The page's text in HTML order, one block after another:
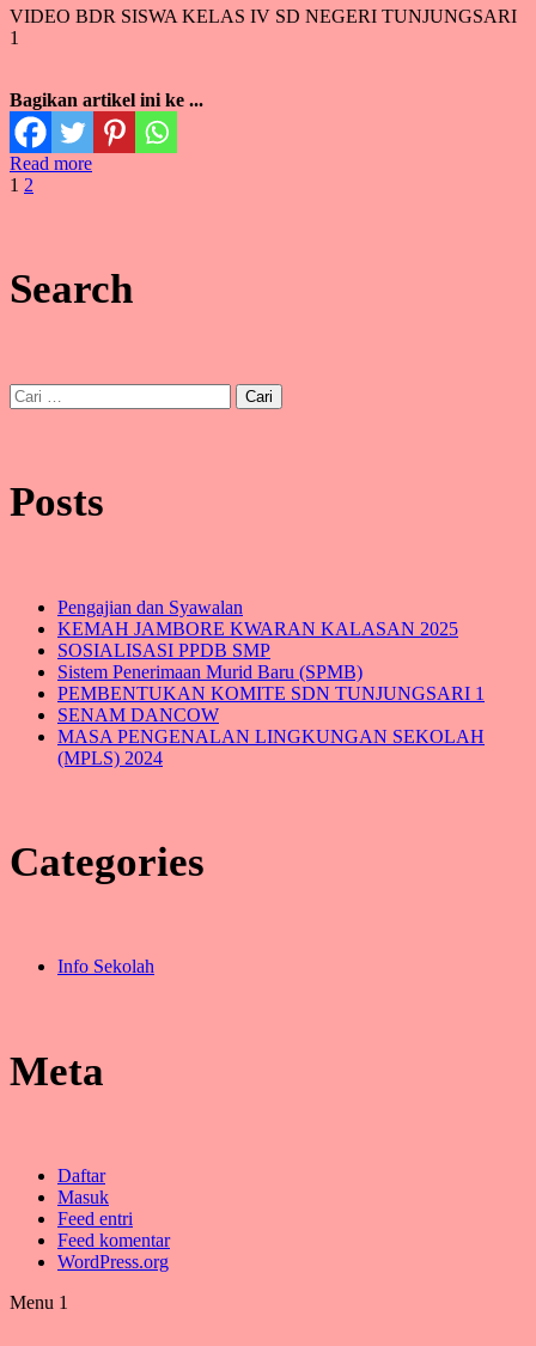
VIDEO BDR SISWA KELAS IV SD NEGERI TUNJUNGSARI
1
Bagikan artikel ini ke ...
Read more
Paginasi
1 2
Search
Cari
untuk:
Posts
Pengajian dan Syawalan
KEMAH JAMBORE KWARAN KALASAN 2025
SOSIALISASI PPDB SMP
Sistem Penerimaan Murid Baru (SPMB)
PEMBENTUKAN KOMITE SDN TUNJUNGSARI 1
SENAM DANCOW
MASA PENGENALAN LINGKUNGAN SEKOLAH
(MPLS) 2024
Categories
Info Sekolah
Meta
Daftar
Masuk
Feed entri
Feed komentar
WordPress.org
Menu 1